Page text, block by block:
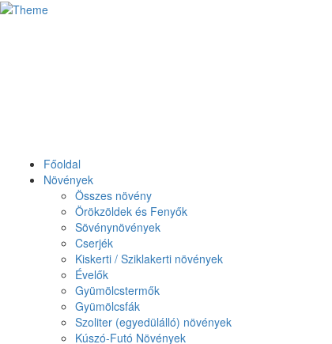
Főoldal
Növények
Összes növény
Örökzöldek és Fenyők
Sövénynövények
Cserjék
Kiskerti / Sziklakerti növények
Évelők
Gyümölcstermők
Gyümölcsfák
Szoliter (egyedülálló) növények
Kúszó-Futó Növények